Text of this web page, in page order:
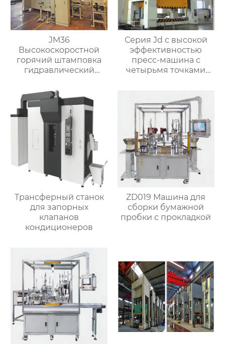
JM36
Высокоскоростной
горячий штамповка
гидравлический
для латунного клапана
Серия Jd с высокой
эффективностью
пресс-машина с
четырьмя точками
Трансферный станок
для запорных
клапанов
кондиционеров
ZD019 Машина для
сборки бумажной
пробки с прокладкой